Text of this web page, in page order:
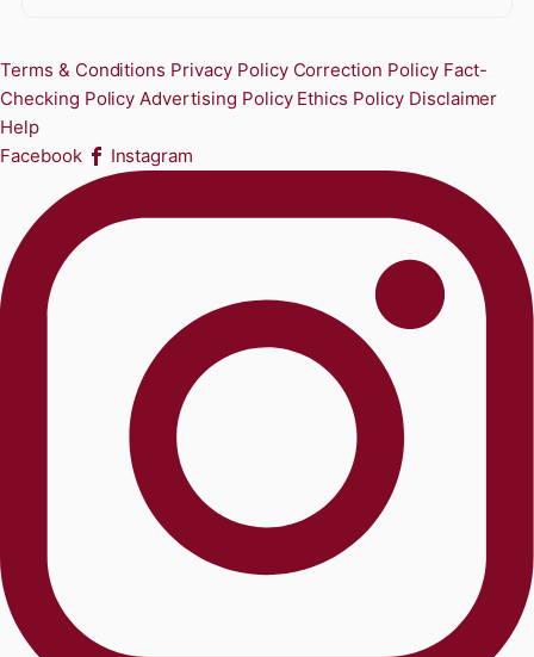
Terms & Conditions Privacy Policy Correction Policy Fact-
Checking Policy Advertising Policy Ethics Policy Disclaimer
Help
Facebook
Instagram